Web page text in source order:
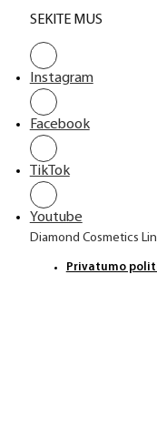
SEKITE MUS
Instagram
Facebook
TikTok
Youtube
Diamond Cosmetics
Privatumo